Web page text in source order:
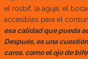
el rosbif, la aguja, el
accesibles para el
esa calidad que pueda
Después, es una
caros, como el ojo de